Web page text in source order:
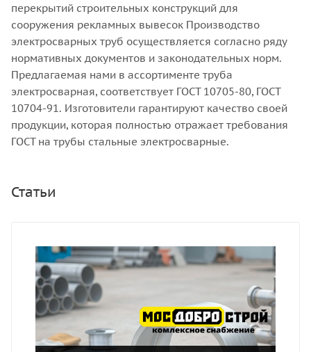
перекрытий строительных конструкций для
сооружения рекламных вывесок Производство
электросварных труб осуществляется согласно ряду
нормативных документов и законодательных норм.
Предлагаемая нами в ассортименте труба
электросварная, соответствует ГОСТ 10705-80, ГОСТ
10704-91. Изготовители гарантируют качество своей
продукции, которая полностью отражает требования
ГОСТ на трубы стальные электросварные.
Статьи